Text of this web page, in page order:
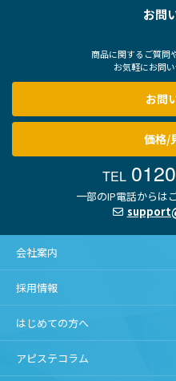
お問
商品に関するご質問
お気軽にお問
お問
価格/
TEL
一部のIP電話からは
会社案内
採用情報
はじめての方へ
アピステコラム